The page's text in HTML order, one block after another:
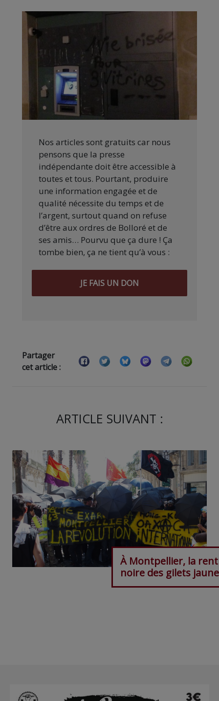
Nos articles sont gratuits car nous
pensons que la presse
indépendante doit être accessible à
toutes et tous. Pourtant, produire
une information engagée et de
qualité nécessite du temps et de
l’argent, surtout quand on refuse
d’être aux ordres de Bolloré et de
ses amis… Pourvu que ça dure ! Ça
tombe bien, ça ne tient qu’à vous :
JE FAIS UN DON
Partager
cet article :
ARTICLE SUIVANT :
À Montpellier, la
noire des gilets